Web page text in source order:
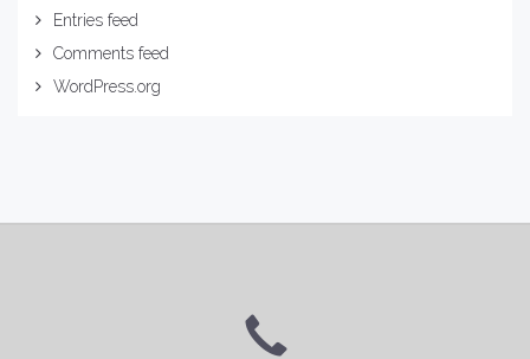
Entries feed
Comments feed
WordPress.org